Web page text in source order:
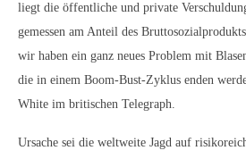
liegt die öffentliche und private
gemessen am Anteil des
wir haben ein ganz neues Problem mit
die in einem Boom-Bust-Zyklus enden
White im britischen Telegraph.
Ursache sei die weltweite Jagd auf